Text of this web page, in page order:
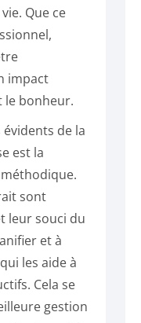
Que ce
impact
le bonheur.
évidents de la
est la
sont
leur souci du
et à
les aide à
Cela se
gestion